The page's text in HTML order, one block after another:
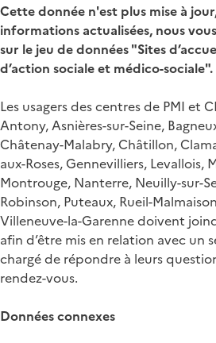
Cette donnée n'est plus mise à
informations actualisées, nous
sur le jeu de données "Sites
d’action sociale et médico-sociale".
Les usagers des centres de PMI et
Antony, Asnières-sur-Seine,
Châtenay-Malabry, Châtillon,
aux-Roses, Gennevilliers, Levallois,
Montrouge, Nanterre, Neuilly-sur-
Robinson, Puteaux, Rueil-
Villeneuve-la-Garenne doivent
afin d’être mis en relation avec un
chargé de répondre à leurs
rendez-vous.
Données connexes